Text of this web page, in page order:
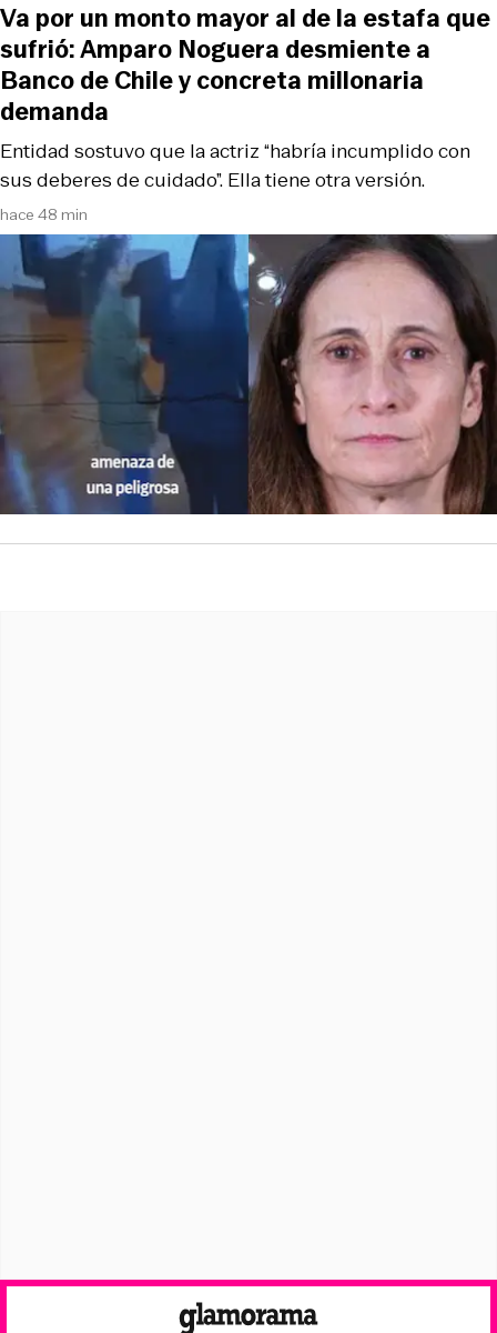
hace 48 min
Entidad sostuvo que la actriz “habría incumplido con
sus deberes de cuidado”. Ella tiene otra versión.
Va por un monto mayor al de la estafa que
sufrió: Amparo Noguera desmiente a
Banco de Chile y concreta millonaria
demanda